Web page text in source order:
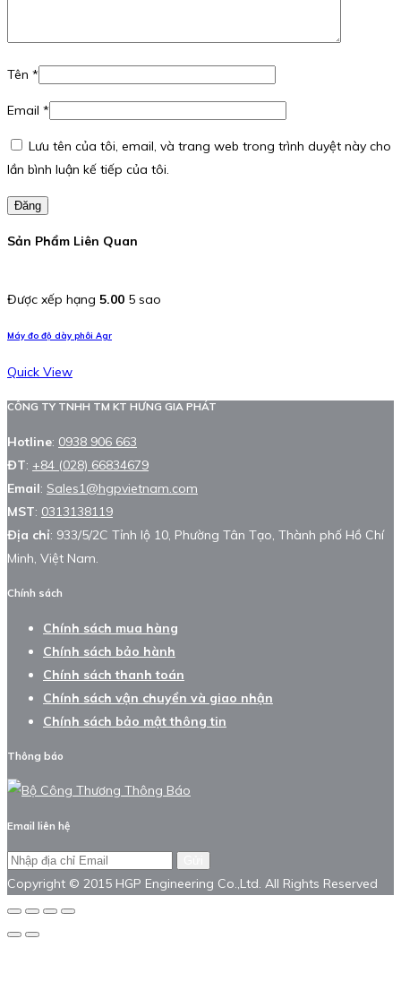
Tên *
Email *
Lưu tên của tôi, email, và trang web trong trình duyệt này cho
lần bình luận kế tiếp của tôi.
Đăng
Sản Phẩm Liên Quan
Được xếp hạng 5.00 5 sao
Máy đo độ dày phôi Agr
Quick View
CÔNG TY TNHH TM KT HƯNG GIA PHÁT
Hotline: 0938 906 663
ĐT: +84 (028) 66834679
Email: Sales1@hgpvietnam.com
MST: 0313138119
Địa chỉ: 933/5/2C Tỉnh lộ 10, Phường Tân Tạo, Thành phố Hồ Chí
Minh, Việt Nam.
Chính sách
Chính sách mua hàng
Chính sách bảo hành
Chính sách thanh toán
Chính sách vận chuyển và giao nhận
Chính sách bảo mật thông tin
Thông báo
Email liên hệ
Copyright © 2015 HGP Engineering Co.,Ltd. All Rights Reserved